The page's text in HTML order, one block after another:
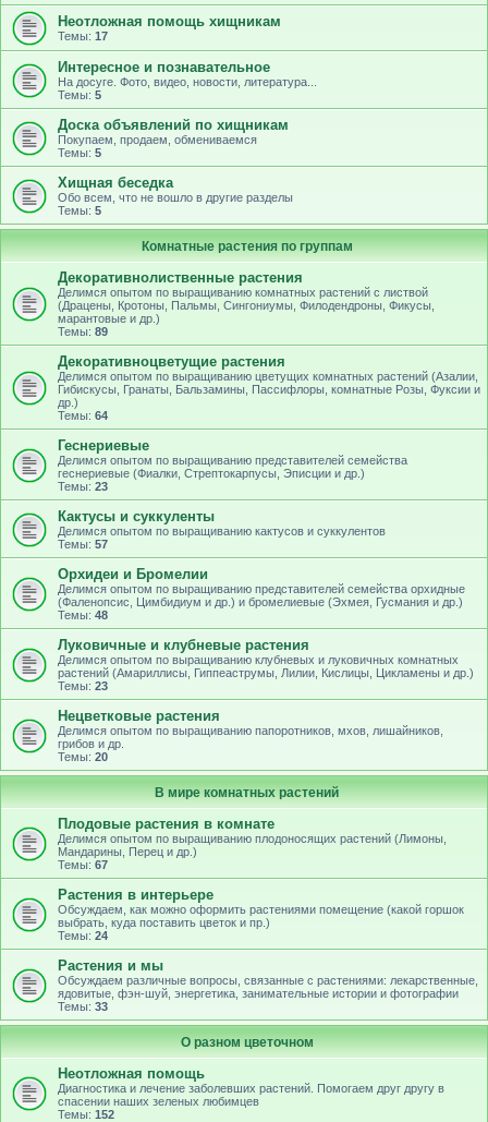
Неотложная помощь хищникам
Темы: 17
Интересное и познавательное
На досуге. Фото, видео, новости, литература...
Темы: 5
Доска объявлений по хищникам
Покупаем, продаем, обмениваемся
Темы: 5
Хищная беседка
Обо всем, что не вошло в другие разделы
Темы: 5
Комнатные растения по группам
Декоративнолиственные растения
Делимся опытом по выращиванию комнатных растений с листвой
(Драцены, Кротоны, Пальмы, Сингониумы, Филодендроны, Фикусы,
марантовые и др.)
Темы: 89
Декоративноцветущие растения
Делимся опытом по выращиванию цветущих комнатных растений (Азалии,
Гибискусы, Гранаты, Бальзамины, Пассифлоры, комнатные Розы, Фуксии и
др.)
Темы: 64
Геснериевые
Делимся опытом по выращиванию представителей семейства
геснериевые (Фиалки, Стрептокарпусы, Эписции и др.)
Темы: 23
Кактусы и суккуленты
Делимся опытом по выращиванию кактусов и суккулентов
Темы: 57
Орхидеи и Бромелии
Делимся опытом по выращиванию представителей семейства орхидные
(Фаленопсис, Цимбидиум и др.) и бромелиевые (Эхмея, Гусмания и др.)
Темы: 48
Луковичные и клубневые растения
Делимся опытом по выращиванию клубневых и луковичных комнатных
растений (Амариллисы, Гиппеаструмы, Лилии, Кислицы, Цикламены и др.)
Темы: 23
Нецветковые растения
Делимся опытом по выращиванию папоротников, мхов, лишайников,
грибов и др.
Темы: 20
В мире комнатных растений
Плодовые растения в комнате
Делимся опытом по выращиванию плодоносящих растений (Лимоны,
Мандарины, Перец и др.)
Темы: 67
Растения в интерьере
Обсуждаем, как можно оформить растениями помещение (какой горшок
выбрать, куда поставить цветок и пр.)
Темы: 24
Растения и мы
Обсуждаем различные вопросы, связанные с растениями: лекарственные,
ядовитые, фэн-шуй, энергетика, занимательные истории и фотографии
Темы: 33
О разном цветочном
Неотложная помощь
Диагностика и лечение заболевших растений. Помогаем друг другу в
спасении наших зеленых любимцев
Темы: 152